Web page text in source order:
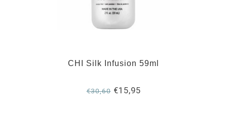
CHI Silk Infusion 59ml
€30,60€15,95